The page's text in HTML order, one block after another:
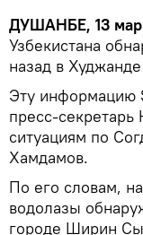
ДУШАНБЕ, 13
Узбекистана
назад в
Эту информацию
пресс-
ситуациям по
Хамдамов.
По его словам,
водолазы
городе Ширин